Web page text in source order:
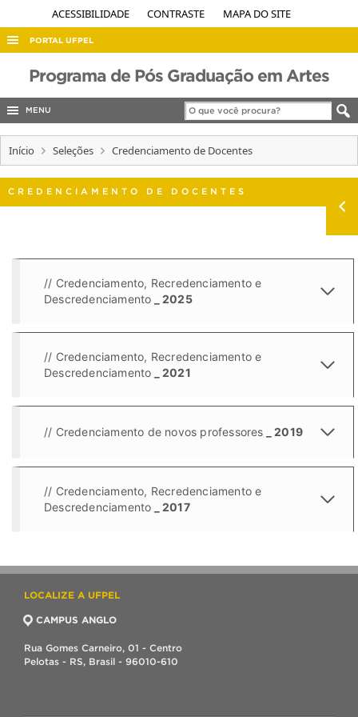
ACESSIBILIDADE CONTRASTE MAPA DO SITE
PORTAL UFPEL
ACESSO À INFORMAÇÃO
COBALTO
CONCURSOS
EDITAIS
PORTARIAS
TELEFONES
Programa de Pós Graduação em Artes
MENU
Início Seleções Credenciamento de Docentes
CREDENCIAMENTO DE DOCENTES
// Credenciamento, Recredenciamento e
Descredenciamento _ 2025
// Credenciamento, Recredenciamento e
Descredenciamento _ 2021
// Credenciamento de novos professores _ 2019
// Credenciamento, Recredenciamento e
Descredenciamento _ 2017
LOCALIZE A UFPEL
CAMPUS ANGLO
Rua Gomes Carneiro, 01 - Centro
Pelotas - RS, Brasil - 96010-610